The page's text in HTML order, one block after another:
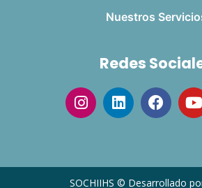
Nuestros
Redes
SOCHIIHS © Desarrollado